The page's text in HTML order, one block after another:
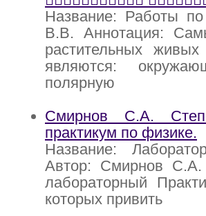
Название: Работы
В.В. Аннотация:
растительных
являются:
полярную
Смирнов С.А.
практикум по физике.
Название:
Автор: Смирнов
лабораторный
которых привить